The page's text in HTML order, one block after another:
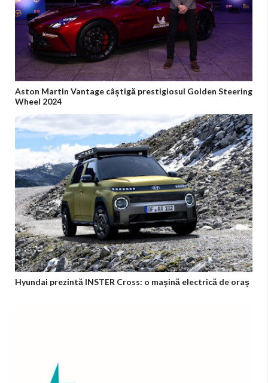
Aston Martin Vantage câștigă prestigiosul Golden Steering
Wheel 2024
Hyundai prezintă INSTER Cross: o mașină electrică de oraș